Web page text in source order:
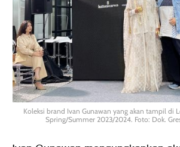
Koleksi brand Ivan Gunawan yang akan tampil di
Spring/Summer 2023/2024. Foto: Dok.